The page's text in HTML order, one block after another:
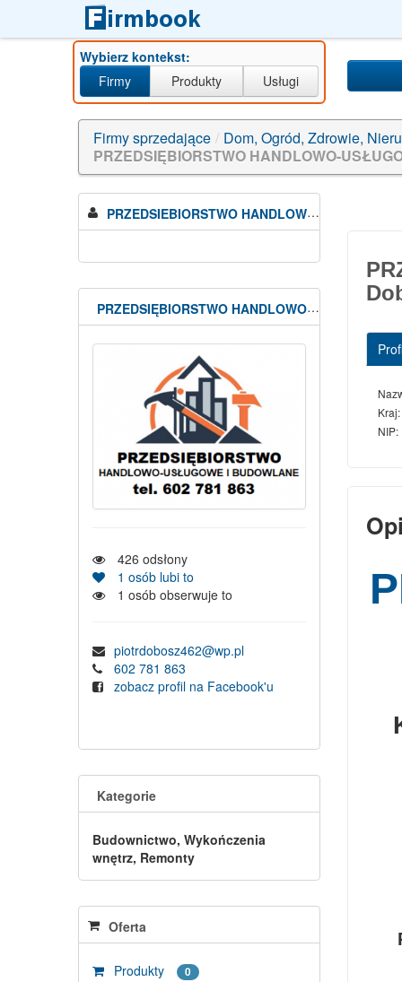
Wybierz kontekst:
Firmy
Produkty Usługi
Firmy sprzedające / Dom, Ogród, Zdrowie,
PRZEDSIĘBIORSTWO HANDLOWO-
PRZEDSIEBIORSTWO HANDLOWO USLUGOWE I BUDOWLANE Piotr Dobosz
PRZEDSIĘBIORSTWO HANDLOWO-USŁUGOWE I BUDOWLANE Piotr Dobosz
426 odsłony
1 osób lubi to
1 osób obserwuje to
piotrdobosz462@wp.pl
602 781 863
zobacz profil na Facebook'u
Kategorie
Budownictwo, Wykończenia
wnętrz, Remonty
Oferta
Produkty 0
Kraj:
NIP: